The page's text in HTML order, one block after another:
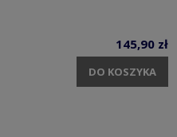
145,90 zł
DO KOSZYKA